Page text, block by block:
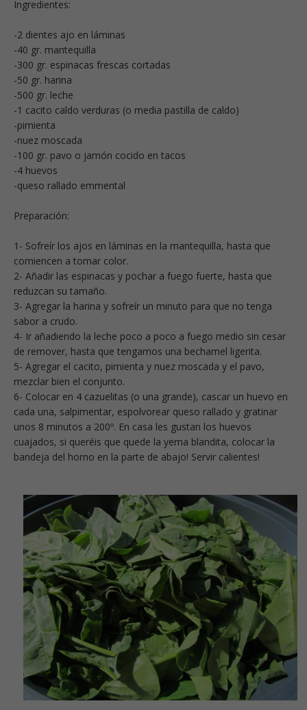
Ingredientes:
-2 dientes ajo en láminas
-40 gr. mantequilla
-300 gr. espinacas frescas cortadas
-50 gr. harina
-500 gr. leche
-1 cacito caldo verduras (o media pastilla de caldo)
-pimienta
-nuez moscada
-100 gr. pavo o jamón cocido en tacos
-4 huevos
-queso rallado emmental
Preparación:
1- Sofreír los ajos en láminas en la mantequilla, hasta que
comiencen a tomar color.
2- Añadir las espinacas y pochar a fuego fuerte, hasta que
reduzcan su tamaño.
3- Agregar la harina y sofreír un minuto para que no tenga
sabor a crudo.
4- Ir añadiendo la leche poco a poco a fuego medio sin cesar
de remover, hasta que tengamos una bechamel ligerita.
5- Agregar el cacito, pimienta y nuez moscada y el pavo,
mezclar bien el conjunto.
6- Colocar en 4 cazuelitas (o una grande), cascar un huevo en
cada una, salpimentar, espolvorear queso rallado y gratinar
unos 8 minutos a 200º. En casa les gustan los huevos
cuajados, si queréis que quede la yema blandita, colocar la
bandeja del horno en la parte de abajo! Servir calientes!